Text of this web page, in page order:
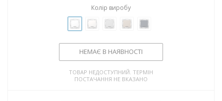
Колір виробу
НЕМАЄ В НАЯВНОСТІ
ТОВАР НЕДОСТУПНИЙ. ТЕРМІН
ПОСТАЧАННЯ НЕ ВКАЗАНО